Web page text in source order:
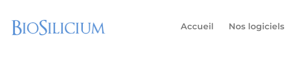
Accueil Nos logiciels